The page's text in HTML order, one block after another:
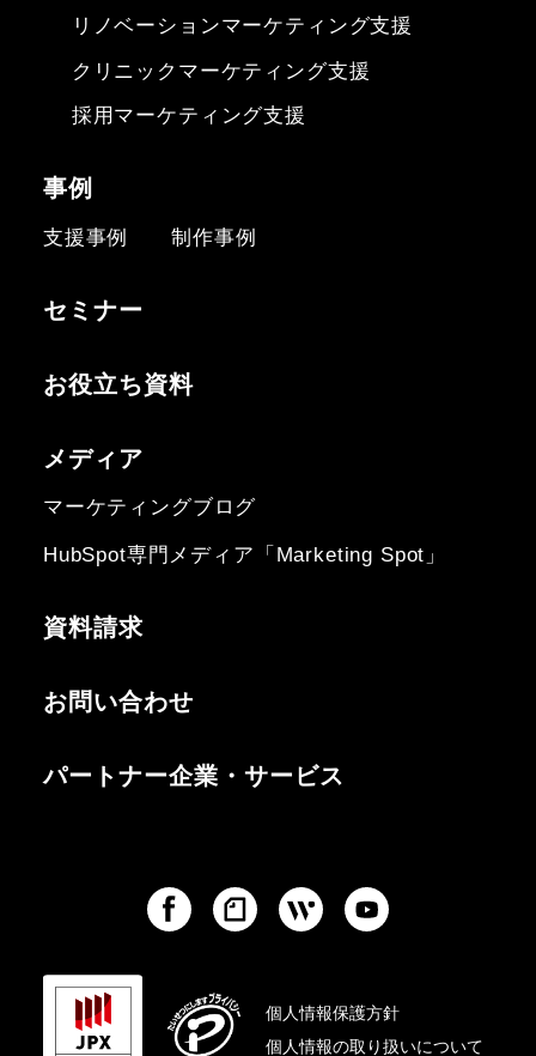
リノベーションマーケティング支援
クリニックマーケティング支援
採用マーケティング支援
事例
支援事例 制作事例
セミナー
お役立ち資料
メディア
マーケティングブログ
HubSpot専門メディア「Marketing Spot」
資料請求
お問い合わせ
パートナー企業・サービス
個人情報保護方針
個人情報の取り扱いについて